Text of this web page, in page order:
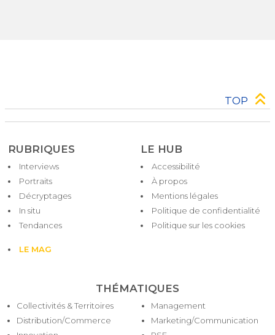
TOP
RUBRIQUES
Interviews
Portraits
Décryptages
In situ
Tendances
LE MAG
THÉMATIQUES
Collectivités & Territoires
Distribution/Commerce
Management
Marketing/Communication
LE HUB
Pied
de
page
Accessibilité
À propos
Mentions légales
Politique de confidentialité
Politique sur les cookies